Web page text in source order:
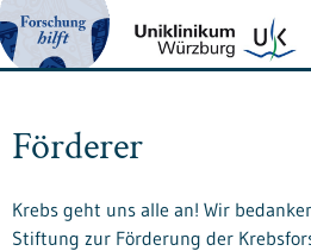
Förderer
Krebs geht uns alle an! Wir
Stiftung zur Förderung der